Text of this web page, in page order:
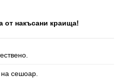
от накъсани краища!
на сешоар.